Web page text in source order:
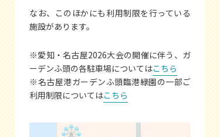
なお、このほかにも利用制限を行っている
施設があります。
※愛知・名古屋2026大会の開催に伴う、ガ
ーデンふ頭の各駐車場についてはこちら
※名古屋港ガーデンふ頭臨港緑園の一部ご
利用制限についてはこちら